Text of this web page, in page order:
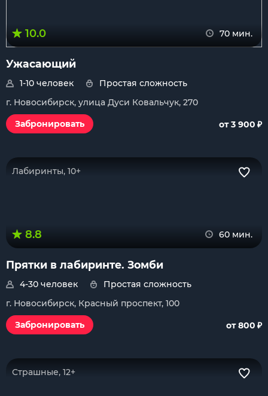
10.0 70 мин.
Ужасающий
1-10 человек
Простая сложность
г. Новосибирск, улица Дуси Ковальчук, 270
Забронировать
от 3 900 ₽
Лабиринты, 10+
8.8 60 мин.
Прятки в лабиринте. Зомби
4-30 человек
Простая сложность
г. Новосибирск, Красный проспект, 100
Забронировать
от 800 ₽
Страшные, 12+